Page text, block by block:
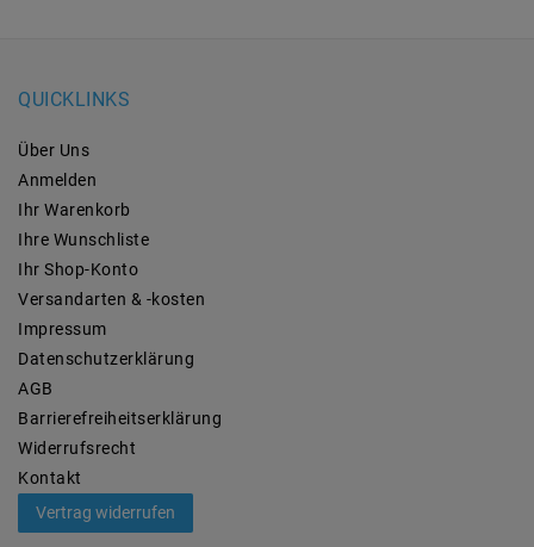
QUICKLINKS
Über Uns
Anmelden
Ihr Warenkorb
Ihre Wunschliste
Ihr Shop-Konto
Versandarten & -kosten
Impressum
Daten­schutz­erklärung
AGB
Barrierefreiheitserklärung
Widerrufs­recht
Kontakt
Vertrag widerrufen